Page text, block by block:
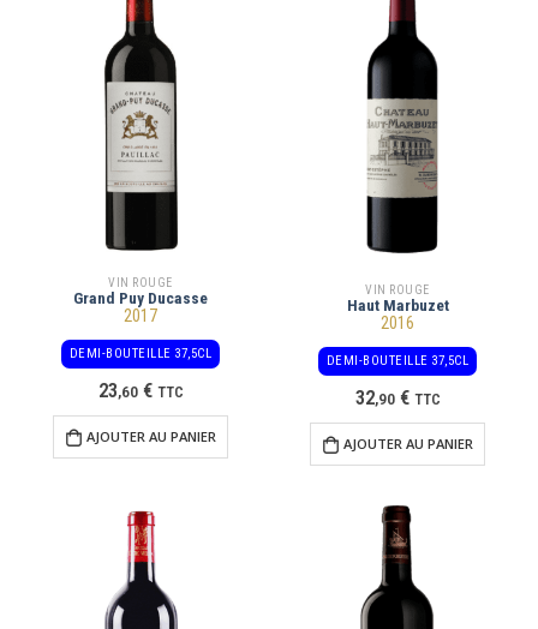
VIN ROUGE
Grand Puy Ducasse
2017
DEMI-BOUTEILLE 37,5CL
23,60 € TTC
AJOUTER AU PANIER
VIN ROUGE
Haut Marbuzet
2016
DEMI-BOUTEILLE 37,5CL
32,90 € TTC
AJOUTER AU PANIER